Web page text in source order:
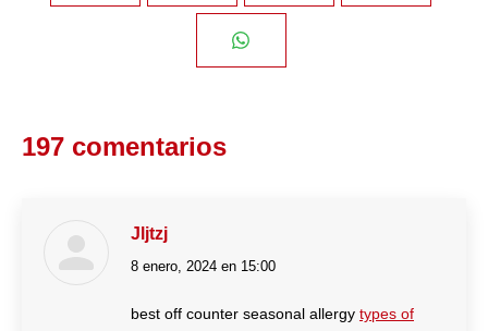
197 comentarios
Jljtzj
dice:
8 enero, 2024 en 15:00
best off counter seasonal allergy types of